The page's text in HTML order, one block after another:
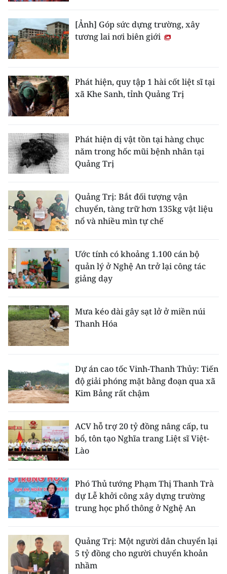
[Ảnh] Góp sức dựng trường, xây
tương lai nơi biên giới
Phát hiện, quy tập 1 hài cốt liệt sĩ tại
xã Khe Sanh, tỉnh Quảng Trị
Phát hiện dị vật tồn tại hàng chục
năm trong hốc mũi bệnh nhân tại
Quảng Trị
Quảng Trị: Bắt đối tượng vận
chuyển, tàng trữ hơn 135kg vật liệu
nổ và nhiều mìn tự chế
Ước tính có khoảng 1.100 cán bộ
quản lý ở Nghệ An trở lại công tác
giảng dạy
Mưa kéo dài gây sạt lở ở miền núi
Thanh Hóa
Dự án cao tốc Vinh-Thanh Thủy: Tiến
độ giải phóng mặt bằng đoạn qua xã
Kim Bảng rất chậm
ACV hỗ trợ 20 tỷ đồng nâng cấp, tu
bổ, tôn tạo Nghĩa trang Liệt sĩ Việt-
Lào
Phó Thủ tướng Phạm Thị Thanh Trà
dự Lễ khởi công xây dựng trường
trung học phổ thông ở Nghệ An
Quảng Trị: Một người dân chuyển lại
5 tỷ đồng cho người chuyển khoản
nhầm